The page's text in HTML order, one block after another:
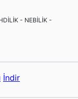
- NEBİLİK -
İndir